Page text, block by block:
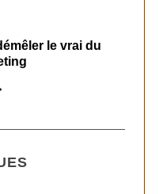
le vrai du